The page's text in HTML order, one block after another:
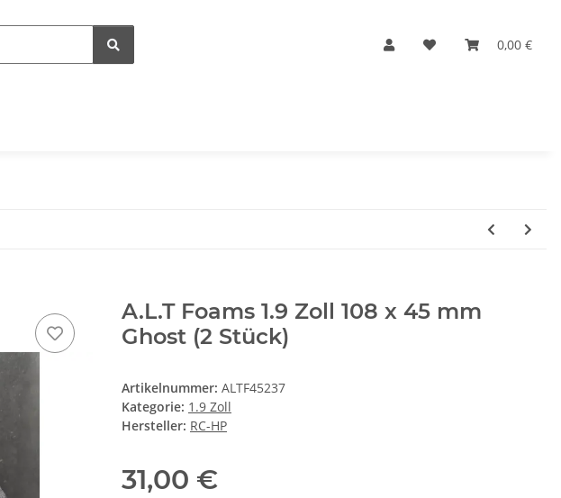
0,00 €
A.L.T Foams 1.9 Zoll 108 x 45 mm
Ghost (2 Stück)
Artikelnummer: ALTF45237
Kategorie: 1.9 Zoll
Hersteller: RC-HP
31,00 €